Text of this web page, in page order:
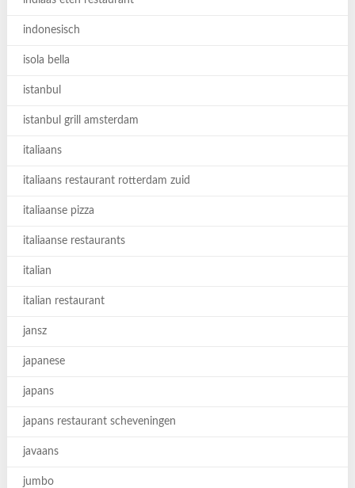
indonesisch
isola bella
istanbul
istanbul grill amsterdam
italiaans
italiaans restaurant rotterdam zuid
italiaanse pizza
italiaanse restaurants
italian
italian restaurant
jansz
japanese
japans
japans restaurant scheveningen
javaans
jumbo